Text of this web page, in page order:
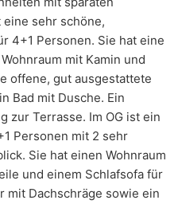
eine sehr schöne,
4+1 Personen. Sie hat eine
mit Kamin und
offene, gut ausgestattete
Bad mit Dusche. Ein
zur Terrasse. Im OG ist ein
Personen mit 2 sehr
Sie hat einen Wohnraum
und einem Schlafsofa für
mit Dachschräge sowie ein